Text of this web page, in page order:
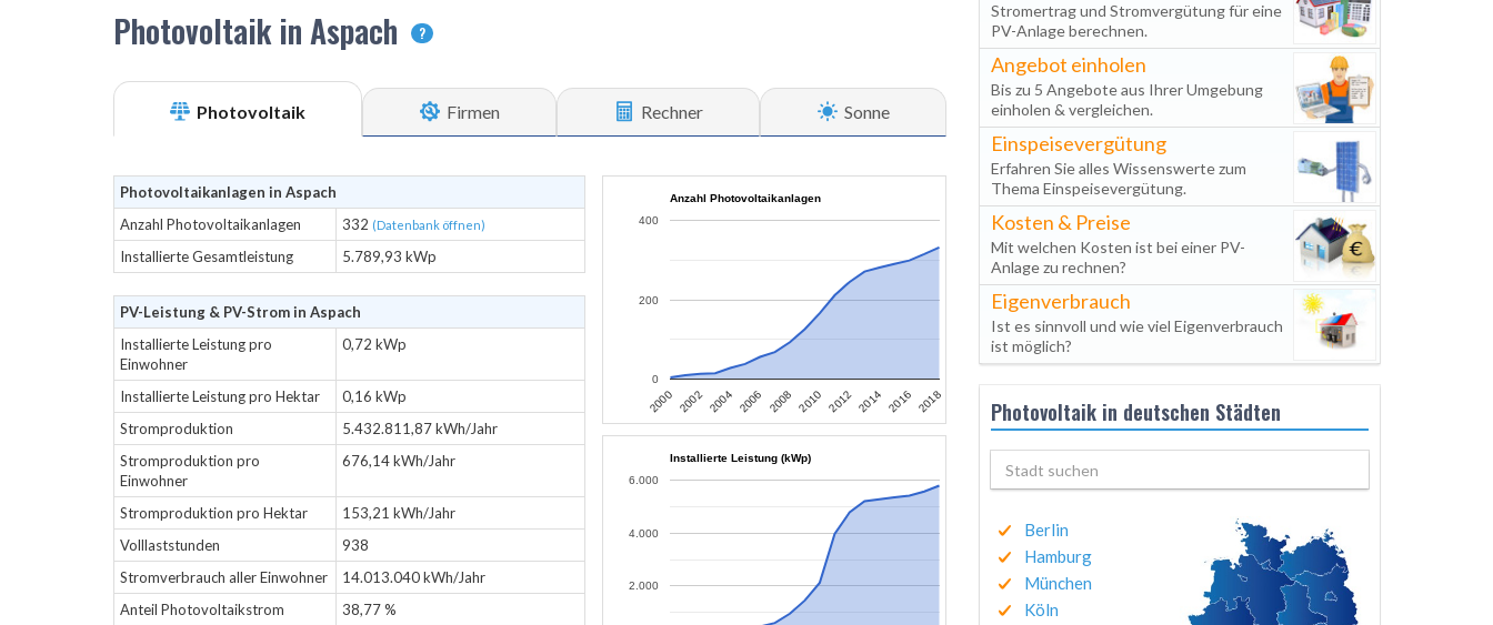
Photovoltaik in Aspach ?
Photovoltaik Firmen Rechner Sonne
Photovoltaikanlagen in Aspach
Anzahl Photovoltaikanlagen
332 (Datenbank öffnen)
Installierte Gesamtleistung 5.789,93 kWp
PV-Leistung & PV-Strom in Aspach
Installierte Leistung pro
Einwohner
0,72 kWp
Installierte Leistung pro Hektar
0,16 kWp
Stromproduktion
5.432.811,87 kWh/Jahr
Stromproduktion pro
Einwohner
676,14 kWh/Jahr
Stromproduktion pro Hektar
153,21 kWh/Jahr
Volllaststunden
938
Stromverbrauch aller Einwohner
14.013.040 kWh/Jahr
Anteil Photovoltaikstrom
38,77 %
Anzahl Photovoltaikanlagen
2000 2002 2004 2006 2008 2010 2012 2014 2016 2018
0
200
400
Installierte Leistung (kWp)
2.000
4.000
6.000
Stromertrag und Stromvergütung für eine
PV-Anlage berechnen.
Angebot einholen
Bis zu 5 Angebote aus Ihrer Umgebung
einholen & vergleichen.
Einspeisevergütung
Erfahren Sie alles Wissenswerte zum
Thema Einspeisevergütung.
Kosten & Preise
Mit welchen Kosten ist bei einer PV-
Anlage zu rechnen?
Eigenverbrauch
Ist es sinnvoll und wie viel Eigenverbrauch
ist möglich?
Photovoltaik in deutschen Städten
Berlin
Hamburg
München
Köln